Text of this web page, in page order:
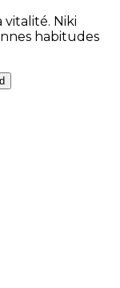
vitalité. Niki
habitudes